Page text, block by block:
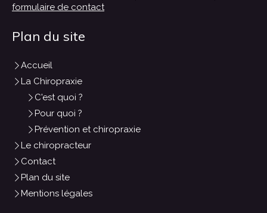
formulaire de contact
Plan du site
Accueil
La Chiropraxie
C'est quoi ?
Pour quoi ?
Prévention et chiropraxie
Le chiropracteur
Contact
Plan du site
Mentions légales